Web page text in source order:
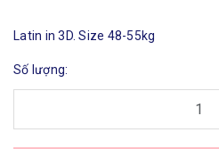
Latin in 3D. Size 48-55kg
Số lượng: